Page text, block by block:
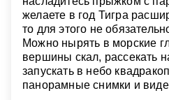
желаете в год Тигра
то для этого не
Можно нырять в морские
вершины скал, рассекать
запускать в небо
панорамные снимки и